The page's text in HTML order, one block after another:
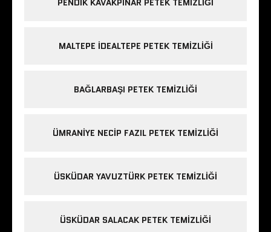
MALTEPE IDEALTEPE PETEK TEMIZLIĞI
BAĞLARBAŞI PETEK TEMIZLIĞI
ÜMRANIYE NECIP FAZIL PETEK TEMIZLIĞI
ÜSKÜDAR YAVUZTÜRK PETEK TEMIZLIĞI
ÜSKÜDAR SALACAK PETEK TEMIZLIĞI